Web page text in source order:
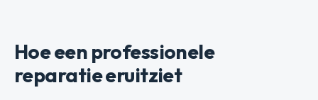
Hoe een professionele
reparatie eruitziet